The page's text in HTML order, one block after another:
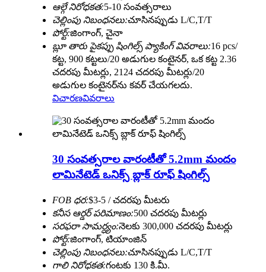
ఆల్గే నిరోధకత:5-10 సంవత్సరాలు
చెల్లింపు నిబంధనలు:చూసినప్పుడు L/C,T/T
పోర్ట్:జింగాంగ్, చైనా
బ్లూ తారు పైకప్పు షింగిల్స్ ప్యాకింగ్ వివరాలు:16 pcs/
కట్ట, 900 కట్టలు/20 అడుగుల కంటైనర్, ఒక కట్ట 2.36
చదరపు మీటర్లు, 2124 చదరపు మీటర్లు/20
అడుగుల కంటైనర్‌ను కవర్ చేయగలదు.
విచారణవివరాలు
30 సంవత్సరాల వారంటీతో 5.2mm మందం
లామినేటెడ్ ఒనిక్స్ బ్లాక్ రూఫ్ షింగిల్స్
FOB ధర:$3-5 / చదరపు మీటరు
కనీస ఆర్డర్ పరిమాణం:500 చదరపు మీటర్లు
సరఫరా సామర్ధ్యం:నెలకు 300,000 చదరపు మీటర్లు
పోర్ట్:జింగాంగ్, టియాంజిన్
చెల్లింపు నిబంధనలు:చూసినప్పుడు L/C,T/T
గాలి నిరోధకత:గంటకు 130 కి.మీ.